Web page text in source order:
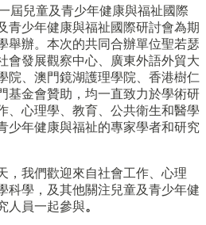
屆兒童及青少年健康與福祉國際
青少年健康與福祉國際研討會為期
舉辦。本次的共同合辦單位聖若瑟
會發展觀察中心、廣東外語外貿大
院、澳門鏡湖護理學院、香港樹仁
基金會贊助，均一直致力於學術研
、心理學、教育、公共衛生和醫學
少年健康與福祉的專家學者和研究
，我們歡迎來自社會工作、心理
科學，及其他關注兒童及青少年健
人員一起參與。